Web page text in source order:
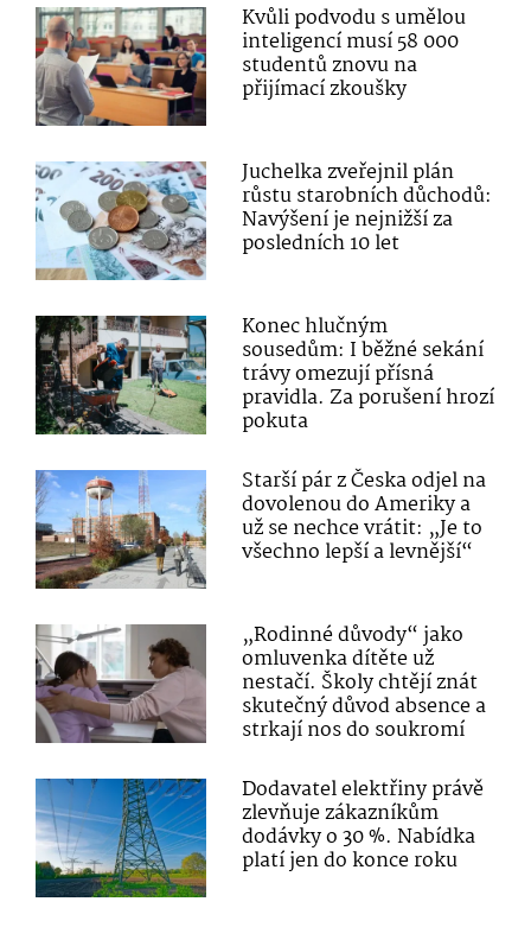
Kvůli podvodu s umělou
inteligencí musí 58 000
studentů znovu na
přijímací zkoušky
Juchelka zveřejnil plán
růstu starobních důchodů:
Navýšení je nejnižší za
posledních 10 let
Konec hlučným
sousedům: I běžné sekání
trávy omezují přísná
pravidla. Za porušení hrozí
pokuta
Starší pár z Česka odjel na
dovolenou do Ameriky a
už se nechce vrátit: „Je to
všechno lepší a levnější“
„Rodinné důvody“ jako
omluvenka dítěte už
nestačí. Školy chtějí znát
skutečný důvod absence a
strkají nos do soukromí
Dodavatel elektřiny právě
zlevňuje zákazníkům
dodávky o 30 %. Nabídka
platí jen do konce roku